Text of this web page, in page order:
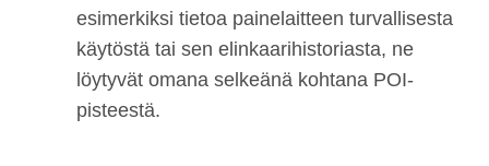
esimerkiksi tietoa painelaitteen turvallisesta
käytöstä tai sen elinkaarihistoriasta, ne
löytyvät omana selkeänä kohtana POI-
pisteestä.